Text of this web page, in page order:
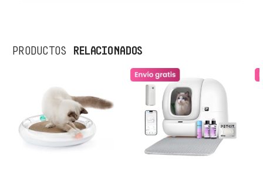
PRODUCTOS RELACIONADOS